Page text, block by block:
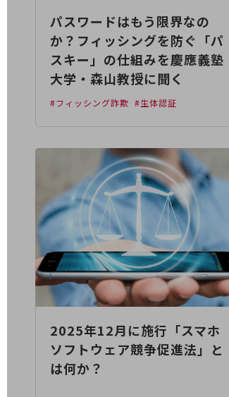
データ利活用
業務支援・マーケティング
災害対策・BCP
課題・ニーズで探すTOP
コミュニケーション・情報共有
業務効率化
災害対策
職場環境整備
地域共創・地方創生
セキュリティ対策
顧客体験（CX）改善
パスワードはもう限界なの
か？フィッシングを防ぐ「パ
スキー」の仕組みを慶應義塾
大学・森山教授に聞く
#フィッシング詐欺 #生体認証
2025年12月に施行「スマホ
ソフトウェア競争促進法」と
は何か？